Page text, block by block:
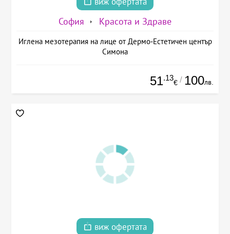
София Красота и Здраве
Иглена мезотерапия на лице от Дермо-Естетичен център
Симона
51.13
€ / 100лв.
виж офертата